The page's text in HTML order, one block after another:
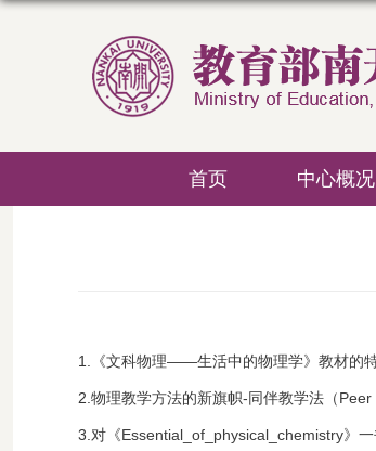
首页 中心概况
1. 《文科物理——生活中的物理学》教材的
2. 物理教学方法的新旗帜-同伴教学法（Peer
3. 对《Essential_of_physical_chemistry》